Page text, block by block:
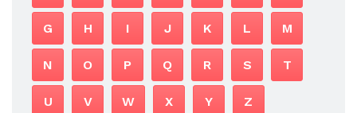
G H I J K L M
N O P Q R S T
U V W X Y Z